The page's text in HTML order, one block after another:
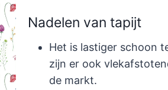
Nadelen van tapijt
Het is lastiger schoon
zijn er ook
de markt.